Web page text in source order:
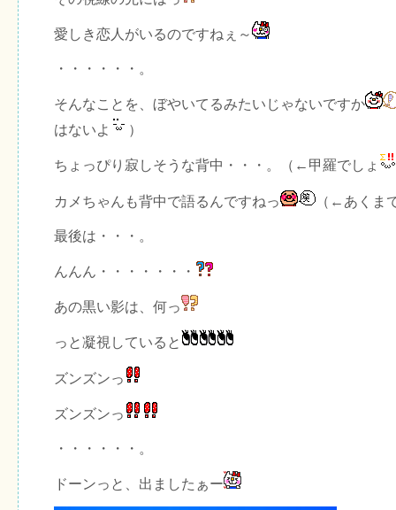
愛しき恋人がいるのですねぇ～
・・・・・・。
そんなことを、ぼやいてるみたいじゃないですか
はないよ
）
ちょっぴり寂しそうな背中・・・。（←甲羅でしょ
カメちゃんも背中で語るんですねっ （←あくま
最後は・・・。
んんん・・・・・・・
あの黒い影は、何っ
っと凝視していると
ズンズンっ
ズンズンっ
・・・・・・。
ドーンっと、出ましたぁー